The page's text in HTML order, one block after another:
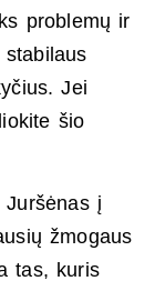
problemų ir
Jei
šio
Juršėnas į
žmogaus
tas, kuris